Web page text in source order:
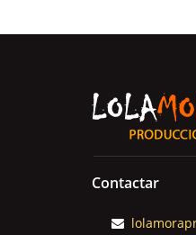
Contactar